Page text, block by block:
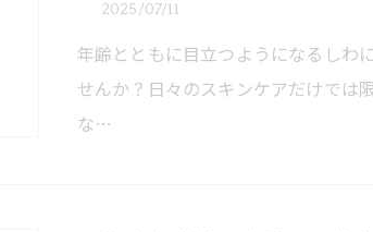
2025/07/11
年齢とともに目立つようになるしわ
せんか？日々のスキンケアだけでは
な…